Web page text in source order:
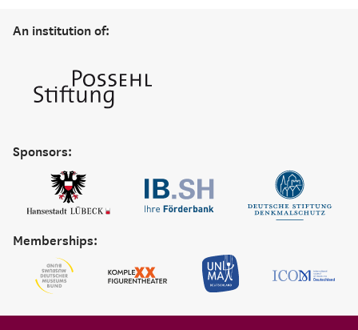
An institution of:
Sponsors:
Memberships: